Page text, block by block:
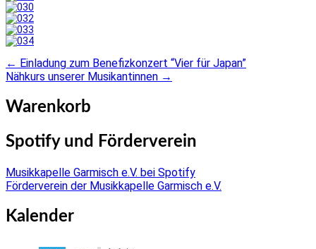
Post
navigation
← Einladung zum Benefizkonzert “Vier für Japan”
Nähkurs unserer Musikantinnen →
Warenkorb
Spotify und Förderverein
Musikkapelle Garmisch e.V. bei Spotify
Förderverein der Musikkapelle Garmisch e.V.
Kalender